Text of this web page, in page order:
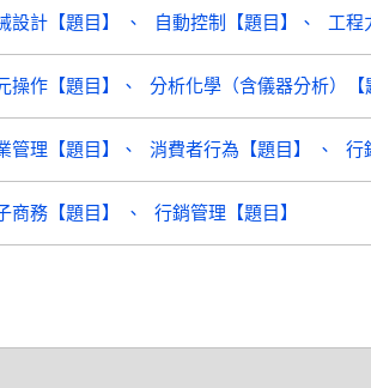
設計【題目】 自動控制【題目】 工程
操作【題目】 分析化學（含儀器分析）【
管理【題目】 消費者行為【題目】 行
商務【題目】 行銷管理【題目】